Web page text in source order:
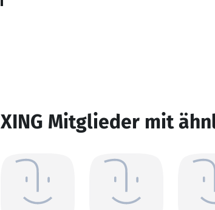
XING Mitglieder mit